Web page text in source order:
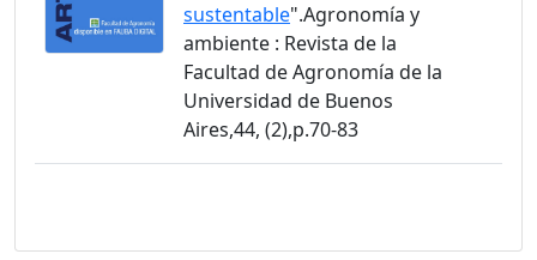
sustentable".Agronomía y
ambiente : Revista de la
Facultad de Agronomía de la
Universidad de Buenos
Aires,44, (2),p.70-83